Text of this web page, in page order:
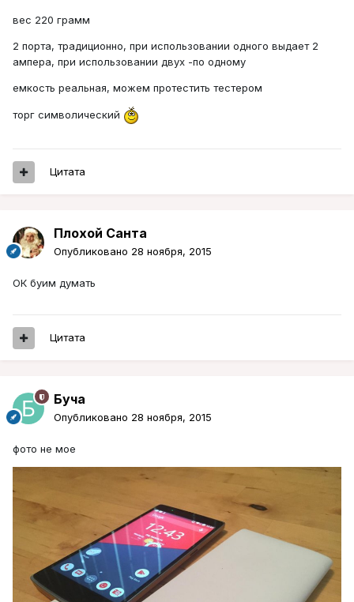
вес 220 грамм
2 порта, традиционно, при использовании одного выдает 2
ампера, при использовании двух -по одному
емкость реальная, можем протестить тестером
торг символический
Цитата
Плохой Санта
Опубликовано 28 ноября, 2015
ОК буим думать
Цитата
Буча
Опубликовано 28 ноября, 2015
фото не мое